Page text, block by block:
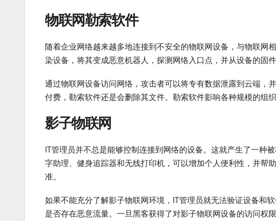
物联网勒索软件
随着企业网络越来越多地连接到不安全的物联网设备，与物联网
染设备，将其变成恶意机器人，探测网络入口点，并从设备的固
通过物联网设备访问网络，攻击者可以将专有数据泄露到云端，
付费，勒索软件还是会删除其文件。勒索软件影响各种规模的组
影子物联网
IT管理员并不总是能够控制连接到网络的设备。这就产生了一种
字助理、健身追踪器和无线打印机，可以增加个人便利性，并帮
准。
如果不能充分了解影子物联网环境，IT管理员就无法验证设备和
是否存在恶意流量。一旦黑客获得了对影子物联网设备的访问权